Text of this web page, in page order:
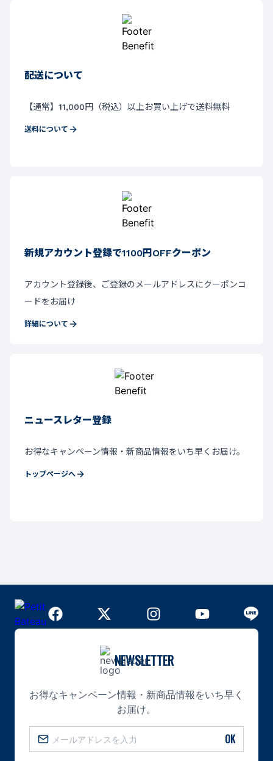
配送について
【通常】11,000円（税込）以上お買い上げで送料無料
送料について
新規アカウント登録で1100円OFFクーポン
アカウント登録後、ご登録のメールアドレスにクーポンコ
ードをお届け
詳細について
ニュースレター登録
お得なキャンペーン情報・新商品情報をいち早くお届け。
トップページへ
NEWSLETTER
お得なキャンペーン情報・新商品情報をいち早く
お届け。
OK